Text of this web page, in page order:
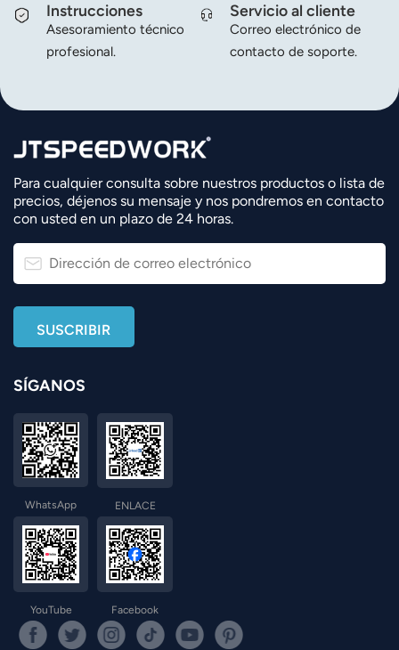
Instrucciones
Asesoramiento técnico
profesional.
Servicio al cliente
Correo electrónico de
contacto de soporte.
Para cualquier consulta sobre nuestros productos o lista de
precios, déjenos su mensaje y nos pondremos en contacto
con usted en un plazo de 24 horas.
SÍGANOS
WhatsApp ENLACE
YouTube Facebook